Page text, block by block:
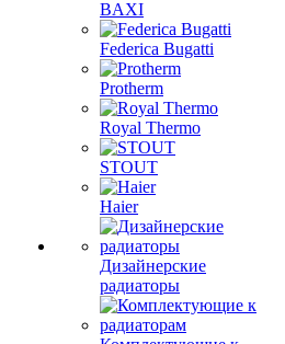
BAXI
Federica Bugatti
Protherm
Royal Thermo
STOUT
Haier
Дизайнерские
радиаторы